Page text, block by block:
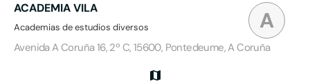
A
ACADEMIA VILA
Academias de estudios diversos
Avenida A Coruña 16, 2º C, 15600, Pontedeume, A Coruña